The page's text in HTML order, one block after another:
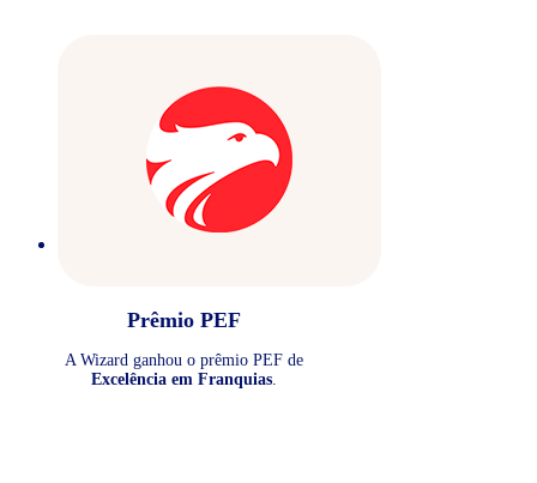
Prêmio PEF
A Wizard ganhou o prêmio PEF de
Excelência em Franquias.